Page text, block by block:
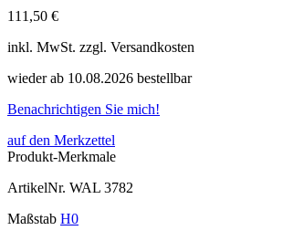
111,50 €
inkl. MwSt. zzgl. Versandkosten
wieder ab 10.08.2026 bestellbar
Benachrichtigen Sie mich!
auf den Merkzettel
Produkt-Merkmale
ArtikelNr. WAL 3782
Maßstab H0